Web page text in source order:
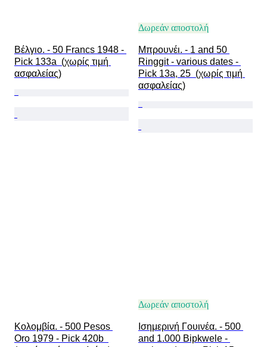
Βέλγιο. - 50 Francs 1948 -
Pick 133a  (χωρίς τιμή
ασφαλείας)
Δωρεάν αποστολή
Μπρουνέι. - 1 and 50
Ringgit - various dates -
Pick 13a, 25  (χωρίς τιμή
ασφαλείας)
Κολομβία. - 500 Pesos
Oro 1979 - Pick 420b
Δωρεάν αποστολή
Ισημερινή Γουινέα. - 500
and 1.000 Bipkwele -